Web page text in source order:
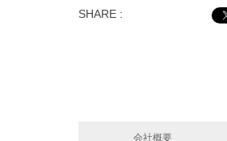
SHARE :
会社概要